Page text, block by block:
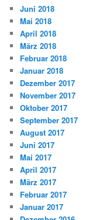
Juni 2018
Mai 2018
April 2018
März 2018
Februar 2018
Januar 2018
Dezember 2017
November 2017
Oktober 2017
September 2017
August 2017
Juni 2017
Mai 2017
April 2017
März 2017
Februar 2017
Januar 2017